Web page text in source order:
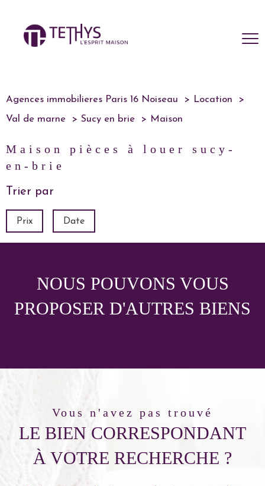
Agences immobilieres Paris 16 Noiseau Location
Val de marne Sucy en brie Maison
maison pièces à louer sucy-
en-brie
Trier par
Prix Date
NOUS POUVONS VOUS
PROPOSER D'AUTRES BIENS
vous n'avez pas trouvé
LE BIEN CORRESPONDANT
À VOTRE RECHERCHE ?